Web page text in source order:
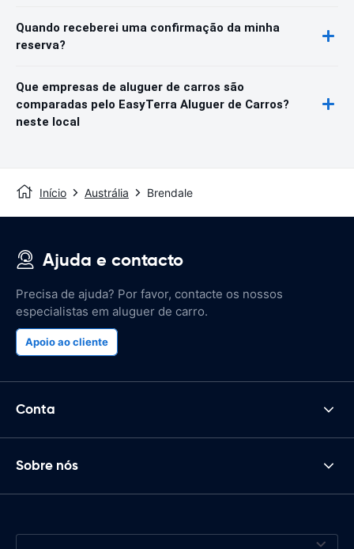
Quando receberei uma confirmação da minha
reserva?
Que empresas de aluguer de carros são
comparadas pelo EasyTerra Aluguer de Carros?
neste local
Início Austrália Brendale
Ajuda e contacto
Precisa de ajuda? Por favor, contacte os nossos
especialistas em aluguer de carro.
Apoio ao cliente
Conta
Sobre nós